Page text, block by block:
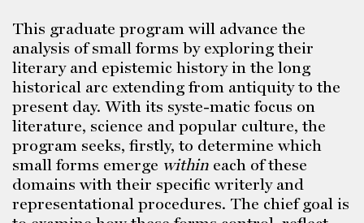
This graduate program will advance the
analysis of small forms by exploring their
literary and epis­­temic history in the long
historical arc extending from antiquity to the
present day. With its syste-matic focus on
literature, science and popular culture, the
program seeks, firstly, to determine which
small forms emerge within each of these
domains with their specific writerly and
representational procedures. The chief goal is